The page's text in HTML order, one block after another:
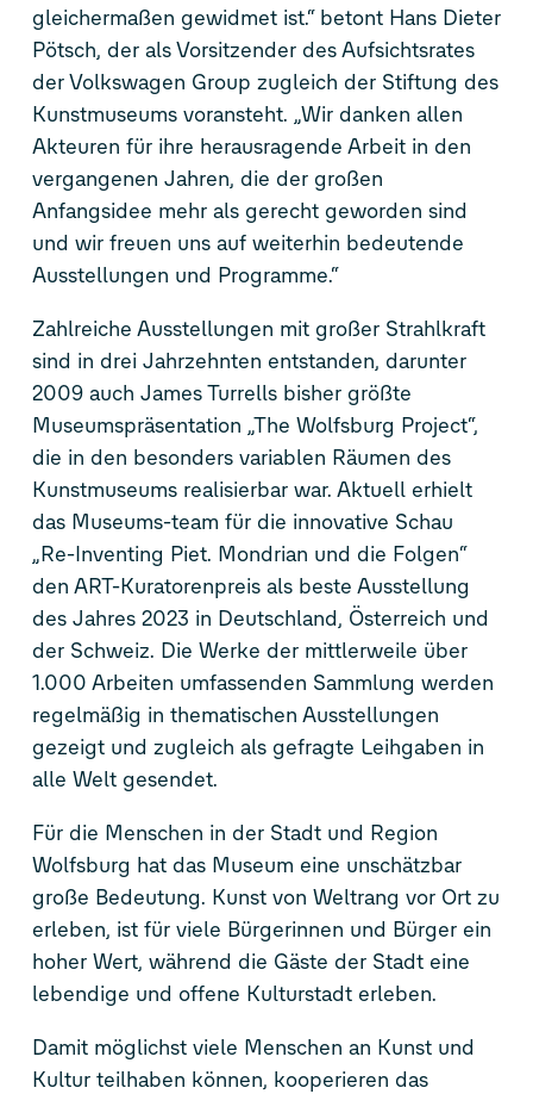
gleichermaßen gewidmet ist.“ betont Hans Dieter
Pötsch, der als Vorsitzender des Aufsichtsrates
der Volkswagen Group zugleich der Stiftung des
Kunstmuseums voransteht. „Wir danken allen
Akteuren für ihre herausragende Arbeit in den
vergangenen Jahren, die der großen
Anfangsidee mehr als gerecht geworden sind
und wir freuen uns auf weiterhin bedeutende
Ausstellungen und Programme.“
Zahlreiche Ausstellungen mit großer Strahlkraft
sind in drei Jahrzehnten entstanden, darunter
2009 auch James Turrells bisher größte
Museumspräsentation „The Wolfsburg Project“,
die in den besonders variablen Räumen des
Kunstmuseums realisierbar war. Aktuell erhielt
das Museums-team für die innovative Schau
„Re-Inventing Piet. Mondrian und die Folgen“
den ART-Kuratorenpreis als beste Ausstellung
des Jahres 2023 in Deutschland, Österreich und
der Schweiz. Die Werke der mittlerweile über
1.000 Arbeiten umfassenden Sammlung werden
regelmäßig in thematischen Ausstellungen
gezeigt und zugleich als gefragte Leihgaben in
alle Welt gesendet.
Für die Menschen in der Stadt und Region
Wolfsburg hat das Museum eine unschätzbar
große Bedeutung. Kunst von Weltrang vor Ort zu
erleben, ist für viele Bürgerinnen und Bürger ein
hoher Wert, während die Gäste der Stadt eine
lebendige und offene Kulturstadt erleben.
Damit möglichst viele Menschen an Kunst und
Kultur teilhaben können, kooperieren das